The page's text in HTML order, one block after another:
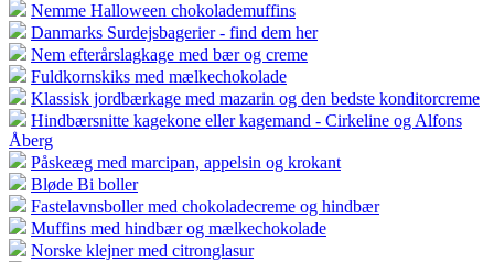
Nemme Halloween chokolademuffins
Danmarks Surdejsbagerier - find dem her
Nem efterårslagkage med bær og creme
Fuldkornskiks med mælkechokolade
Klassisk jordbærkage med mazarin og den bedste konditorcreme
Hindbærsnitte kagekone eller kagemand - Cirkeline og Alfons
Åberg
Påskeæg med marcipan, appelsin og krokant
Bløde Bi boller
Fastelavnsboller med chokoladecreme og hindbær
Muffins med hindbær og mælkechokolade
Norske klejner med citronglasur